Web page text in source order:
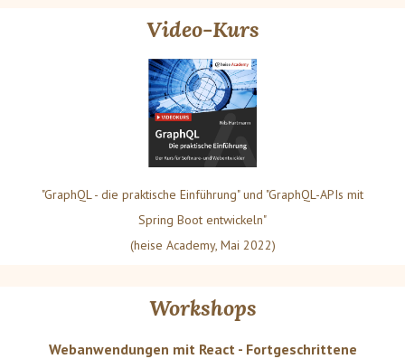
Video-Kurs
"GraphQL - die praktische Einführung" und "GraphQL-APIs mit
Spring Boot entwickeln"
(heise Academy, Mai 2022)
Workshops
Webanwendungen mit React - Fortgeschrittene